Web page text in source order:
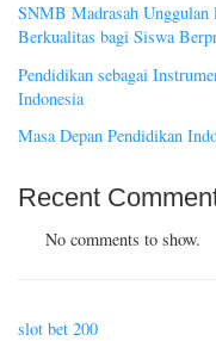
SNMB Madrasah Unggulan
Berkualitas bagi Siswa
Pendidikan sebagai
Indonesia
Masa Depan Pendidikan
Recent
No comments to show.
slot bet 200